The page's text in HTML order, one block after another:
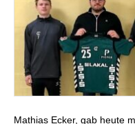
Mathias Ecker, gab heute